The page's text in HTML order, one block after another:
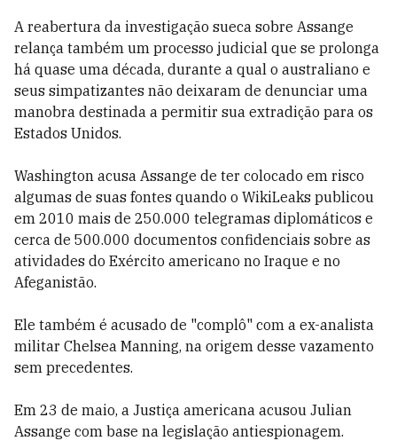
A reabertura da investigação sueca sobre Assange
relança também um processo judicial que se prolonga
há quase uma década, durante a qual o australiano e
seus simpatizantes não deixaram de denunciar uma
manobra destinada a permitir sua extradição para os
Estados Unidos.
Washington acusa Assange de ter colocado em risco
algumas de suas fontes quando o WikiLeaks publicou
em 2010 mais de 250.000 telegramas diplomáticos e
cerca de 500.000 documentos confidenciais sobre as
atividades do Exército americano no Iraque e no
Afeganistão.
Ele também é acusado de "complô" com a ex-analista
militar Chelsea Manning, na origem desse vazamento
sem precedentes.
Em 23 de maio, a Justiça americana acusou Julian
Assange com base na legislação antiespionagem.